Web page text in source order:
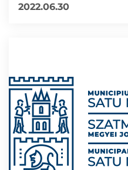
2022.06.30